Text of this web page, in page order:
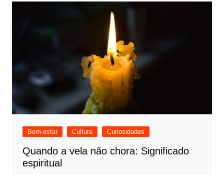
Bem-estar Cultura Curiosidades
Quando a vela não chora: Significado
espiritual